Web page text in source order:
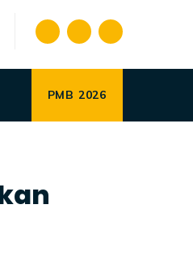
PMB 2026